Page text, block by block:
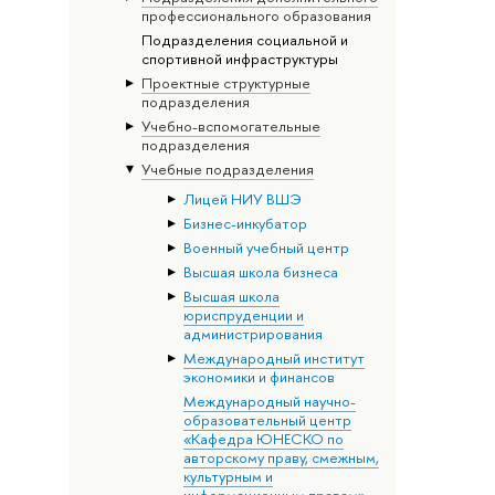
профессионального образования
Подразделения социальной и
спортивной инфраструктуры
Проектные структурные
подразделения
Учебно-вспомогательные
подразделения
Учебные подразделения
Лицей НИУ ВШЭ
Бизнес-инкубатор
Военный учебный центр
Высшая школа бизнеса
Высшая школа
юриспруденции и
администрирования
Международный институт
экономики и финансов
Международный научно-
образовательный центр
«Кафедра ЮНЕСКО по
авторскому праву, смежным,
культурным и